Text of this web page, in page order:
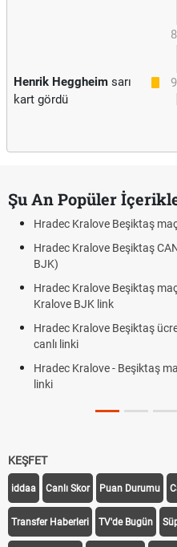
Henrik Heggheim sarı
kart gördü
Şu An Popüler
Hradec Kralove Beşiktaş
Hradec Kralove Beşiktaş
BJK)
Hradec Kralove Beşiktaş
Kralove BJK link
Hradec Kralove Beşiktaş
canlı linki
Hradec Kralove - Beşiktaş
linki
KEŞFET
iddaa Canlı Skor Puan Durumu
Transfer Haberleri TV'de Bugün